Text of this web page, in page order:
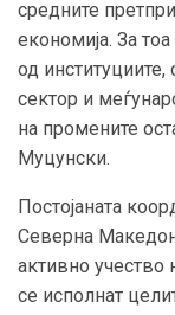
средните
економија. За
од
сектор и
на промените
Муцунски.
Постојаната
Северна
активно
се исполнат